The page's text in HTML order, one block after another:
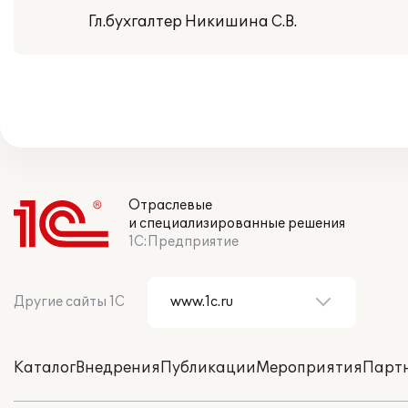
Гл.бухгалтер Никишина С.В.
Отраслевые
и специализированные решения
1С:Предприятие
Другие сайты 1С
КаталогВнедренияПубликацииМероприятия